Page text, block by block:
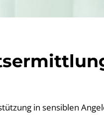
in sensiblen